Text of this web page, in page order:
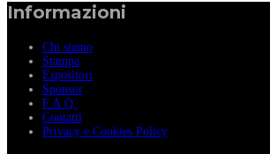
Informazioni
Chi siamo
Stampa
Espositori
Sponsor
F.A.Q.
Contatti
Privacy e Cookies Policy